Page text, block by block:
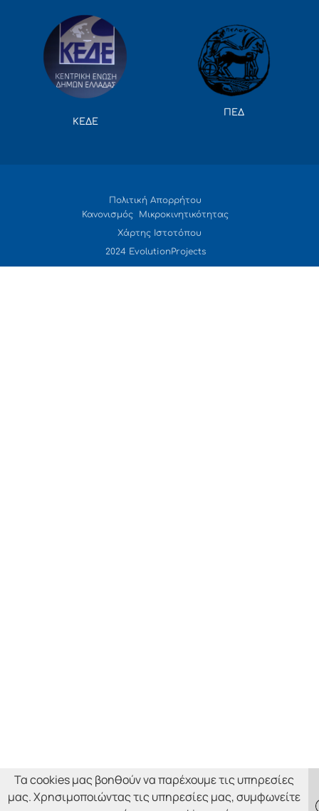
ΚΕΔΕ
ΠΕΔ
Πολιτική Απορρήτου
Κανονισμός Μικροκινητικότητας
Χάρτης Ιστοτόπου
2024 EvolutionProjects
Τα cookies μας βοηθούν να παρέχουμε τις υπηρεσίες
μας. Χρησιμοποιώντας τις υπηρεσίες μας, συμφωνείτε